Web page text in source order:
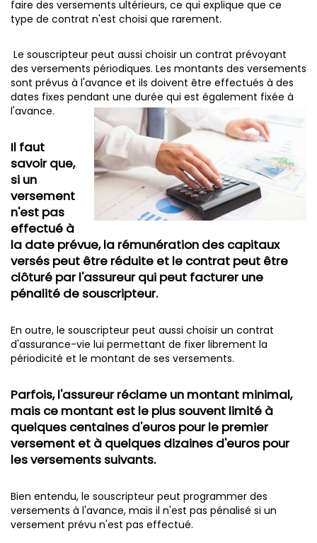
faire des versements ultérieurs, ce qui explique que ce
type de contrat n'est choisi que rarement.
Le souscripteur peut aussi choisir un contrat prévoyant
des versements périodiques. Les montants des versements
sont prévus à l'avance et ils doivent être effectués à des
dates fixes pendant une durée qui est également fixée à
l'avance.
Il faut
savoir que,
si un
versement
n'est pas
effectué à
la date prévue, la rémunération des capitaux
versés peut être réduite et le contrat peut être
clôturé par l'assureur qui peut facturer une
pénalité de souscripteur.
En outre, le souscripteur peut aussi choisir un contrat
d'assurance-vie lui permettant de fixer librement la
périodicité et le montant de ses versements.
Parfois, l'assureur réclame un montant minimal,
mais ce montant est le plus souvent limité à
quelques centaines d'euros pour le premier
versement et à quelques dizaines d'euros pour
les versements suivants.
Bien entendu, le souscripteur peut programmer des
versements à l'avance, mais il n'est pas pénalisé si un
versement prévu n'est pas effectué.